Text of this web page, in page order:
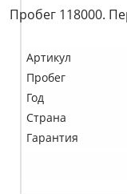
Пробег 118000.
Артикул
Пробег
Год
Страна
Гарантия